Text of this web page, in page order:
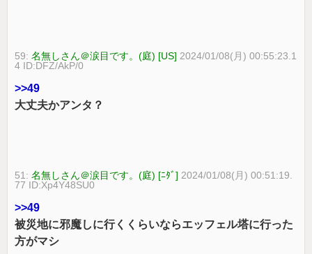
59:名無しさん＠涙目です。(庭) [US] 2024/01/08(月) 00:55:23.1
4 ID:DFZ/AkP/0
>>49
大丈夫かアンタ？
51:名無しさん＠涙目です。(庭) [ﾆﾀﾞ] 2024/01/08(月) 00:51:19.
77 ID:Xp4Y48SU0
>>49
被災地に邪魔しに行くくらいならエッフェル塔に行った
方がマシ